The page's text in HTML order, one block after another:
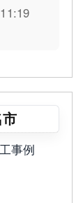
市
事例